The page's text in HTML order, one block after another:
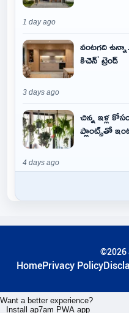
1 day ago
వంటగది
కిచెన్' ట్రెండ్
3 days ago
చిన్న ఇళ్ల
ప్లాంట్స్‌తో
4 days ago
©2026
HomePrivacy Policy
Want a better experience?
Install ap7am PWA app